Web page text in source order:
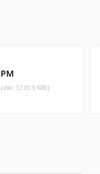
12 (0.9 МБ)